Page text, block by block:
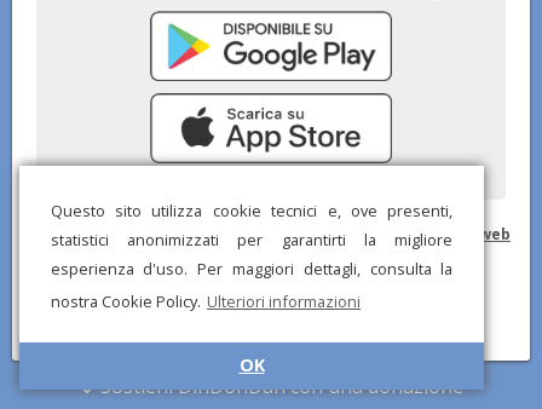
Questo sito utilizza cookie tecnici e, ove presenti,
statistici anonimizzati per garantirti la migliore
esperienza d'uso. Per maggiori dettagli, consulta la
nostra Cookie Policy. Ulteriori informazioni
OK
© DinDonDan App 2026 –Privacy Policy–Inserisci sul tuo sito web
Sostieni DinDonDan con una donazione